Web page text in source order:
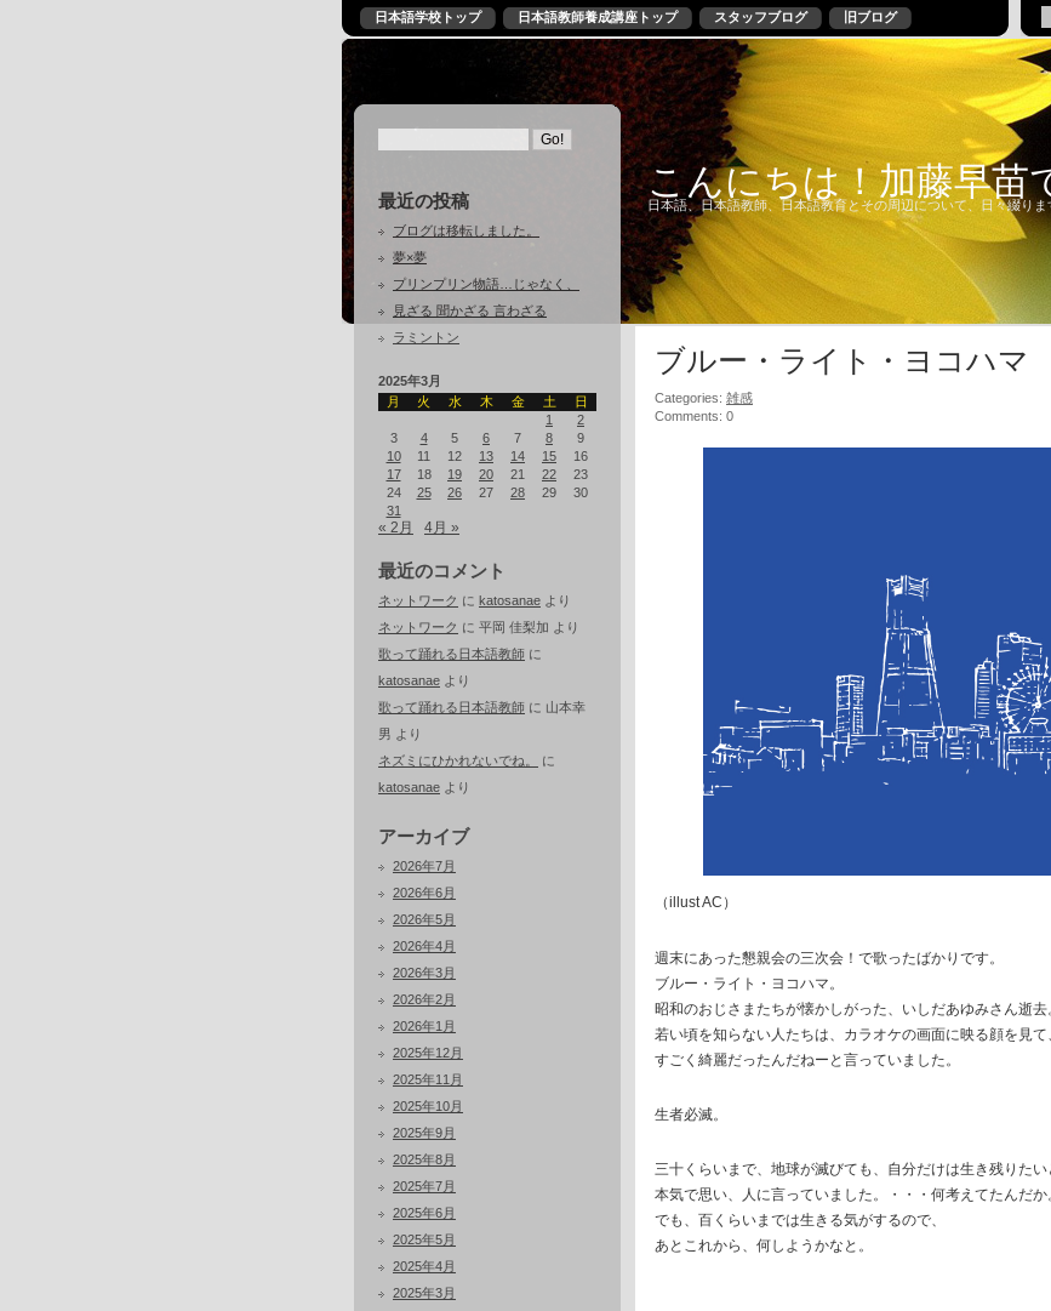
日本語学校トップ 日本語教師養成講座トップ スタッフブログ 旧ブログ
最近の投稿
ブログは移転しました。
夢×夢
プリンプリン物語…じゃなく、
見ざる 聞かざる 言わざる
ラミントン
2025年3月
月
火 水 木 金 土
日
1
2
3
4 5 6 7 8
9
10
11 12 13 14 15
16
17
18 19 20 21 22
23
24
25 26 27 28 29
30
31
« 2月 4月 »
最近のコメント
ネットワーク に katosanae より
ネットワーク に 平岡 佳梨加 より
歌って踊れる日本語教師 に
katosanae より
歌って踊れる日本語教師 に 山本幸
男 より
ネズミにひかれないでね。
に
katosanae より
アーカイブ
2026年7月
2026年6月
2026年5月
2026年4月
2026年3月
2026年2月
2026年1月
2025年12月
2025年11月
2025年10月
2025年9月
2025年8月
2025年7月
2025年6月
2025年5月
2025年4月
2025年3月
こんにちは！加藤早苗
日本語、日本語教師、日本語教育とその周辺について、日々綴りま
ブルー・ライト・ヨコハマ
Categories: 雑感
Comments: 0
（illust AC）
週末にあった懇親会の三次会！で歌ったばかりです。
ブルー・ライト・ヨコハマ。
昭和のおじさまたちが懐かしがった、いしだあゆみさん逝去
若い頃を知らない人たちは、カラオケの画面に映る顔を見て
すごく綺麗だったんだねーと言っていました。
生者必滅。
三十くらいまで、地球が滅びても、自分だけは生き残りたい
本気で思い、人に言っていました。・・・何考えてたんだか
でも、百くらいまでは生きる気がするので、
あとこれから、何しようかなと。